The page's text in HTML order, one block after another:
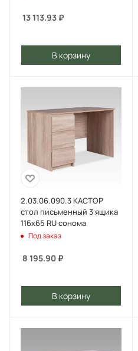
13 113.93 ₽
В корзину
2.03.06.090.3 КАСТОР
стол письменный 3 ящика
116х65 RU сонома
Под заказ
8 195.90 ₽
В корзину